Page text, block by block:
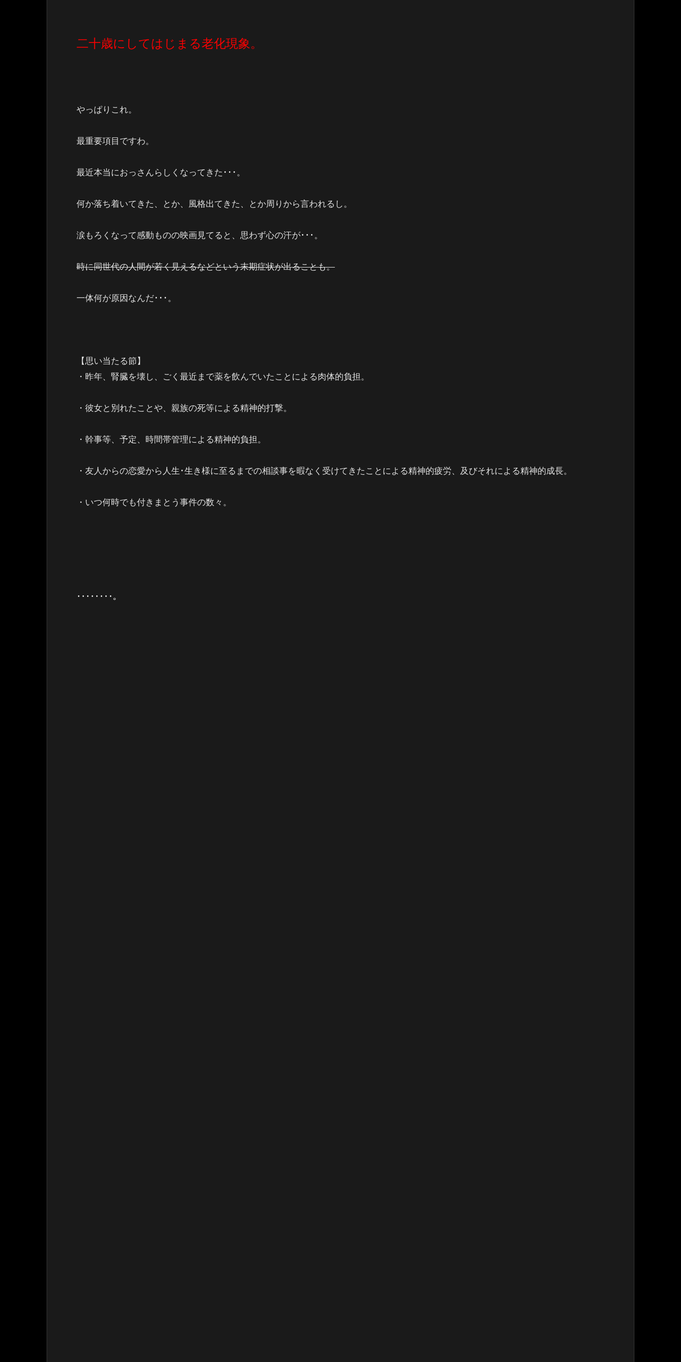
二十歳にしてはじまる老化現象。
やっぱりこれ。
最重要項目ですわ。
最近本当におっさんらしくなってきた･･･。
何か落ち着いてきた、とか、風格出てきた、とか周りから言われるし。
涙もろくなって感動ものの映画見てると、思わず心の汗が･･･。
時に同世代の人間が若く見えるなどという末期症状が出ることも。
一体何が原因なんだ･･･。
【思い当たる節】
・昨年、腎臓を壊し、ごく最近まで薬を飲んでいたことによる肉体的負担。
・彼女と別れたことや、親族の死等による精神的打撃。
・幹事等、予定、時間帯管理による精神的負担。
・友人からの恋愛から人生･生き様に至るまでの相談事を暇なく受けてきたことによる精神的疲労、及びそれによる精神的成長。
・いつ何時でも付きまとう事件の数々。
････････。